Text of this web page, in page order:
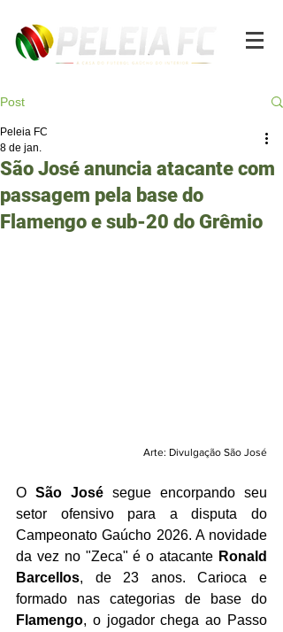
Post
São José anuncia atacante com
passagem pela base do
Flamengo e sub-20 do Grêmio
Peleia FC
8 de jan.
Arte: Divulgação São José
O São José segue encorpando seu
setor ofensivo para a disputa do
Campeonato Gaúcho 2026. A novidade
da vez no "Zeca" é o atacante Ronald
Barcellos, de 23 anos. Carioca e
Flamengo, o jogador chega ao Passo